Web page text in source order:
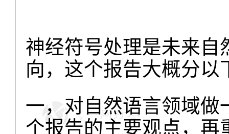
神经符号处理是未来自
向，这个报告大概分以
一，对自然语言领域做
个报告的主要观点，再